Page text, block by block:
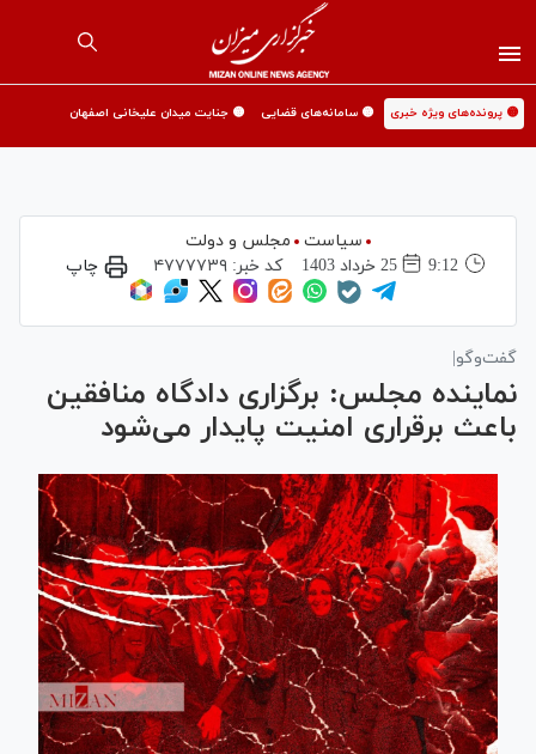
🟡 پرونده‌های ویژه خبری 🟡 سامانه‌های قضایی 🟡 جنایت میدان علیخانی اصفهان
سیاست
مجلس و دولت
9:12
25 خرداد 1403 کد خبر: ۴۷۷۷۷۳۹ چاپ
گفت‌وگو|
نماینده مجلس: برگزاری دادگاه منافقین
باعث برقراری امنیت پایدار می‌شود